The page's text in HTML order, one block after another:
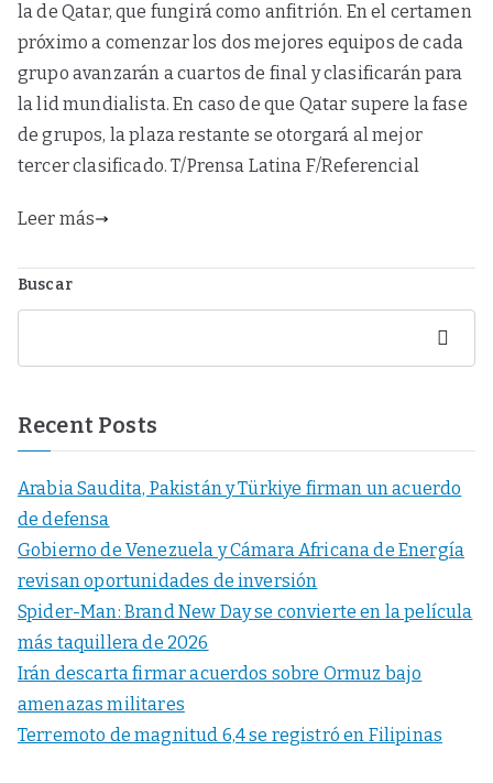
la de Qatar, que fungirá como anfitrión. En el certamen
próximo a comenzar los dos mejores equipos de cada
grupo avanzarán a cuartos de final y clasificarán para
la lid mundialista. En caso de que Qatar supere la fase
de grupos, la plaza restante se otorgará al mejor
tercer clasificado. T/Prensa Latina F/Referencial
Leer más
Buscar
Buscar
Recent Posts
Arabia Saudita, Pakistán y Türkiye firman un acuerdo
de defensa
Gobierno de Venezuela y Cámara Africana de Energía
revisan oportunidades de inversión
Spider-Man: Brand New Day se convierte en la película
más taquillera de 2026
Irán descarta firmar acuerdos sobre Ormuz bajo
amenazas militares
Terremoto de magnitud 6,4 se registró en Filipinas